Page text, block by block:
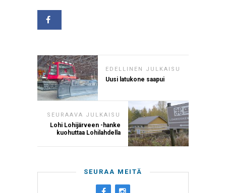
EDELLINEN JULKAISU
Uusi latukone saapui
SEURAAVA JULKAISU
Lohi Lohijärveen -hanke
kuohuttaa Lohilahdella
SEURAA MEITÄ